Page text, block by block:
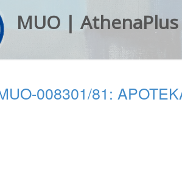
MUO | AthenaPlus
008301/81: